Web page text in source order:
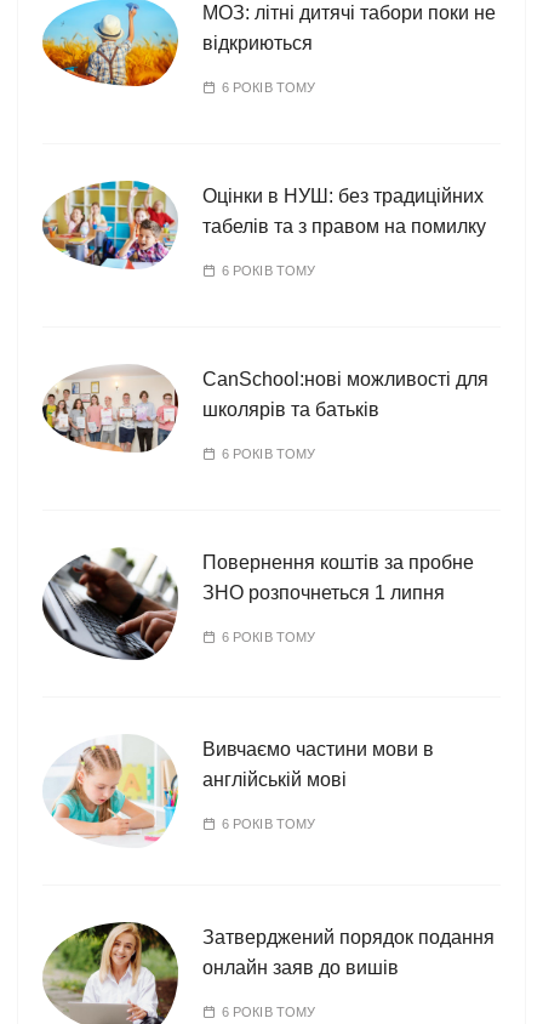
МОЗ: літні дитячі табори поки не
відкриються
6 РОКІВ ТОМУ
Оцінки в НУШ: без традиційних
табелів та з правом на помилку
6 РОКІВ ТОМУ
CanSchool:нові можливості для
школярів та батьків
6 РОКІВ ТОМУ
Повернення коштів за пробне
ЗНО розпочнеться 1 липня
6 РОКІВ ТОМУ
Вивчаємо частини мови в
англійській мові
6 РОКІВ ТОМУ
Затверджений порядок подання
онлайн заяв до вишів
6 РОКІВ ТОМУ